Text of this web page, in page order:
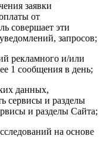
заявки
от
совершает эти
запросов;
рекламного и/или
1 сообщения в день;
данных,
сервисы и разделы
и разделы Сайта;
на основе